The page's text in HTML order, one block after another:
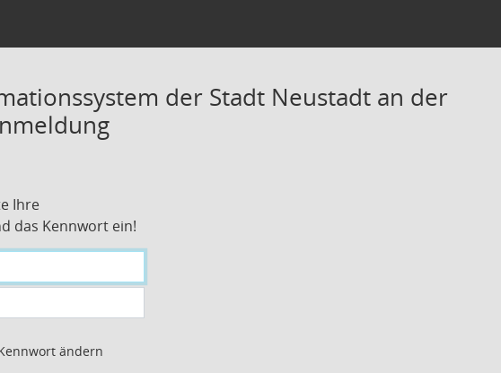
der Stadt Neustadt an der
Ihre
das Kennwort ein!
ändern